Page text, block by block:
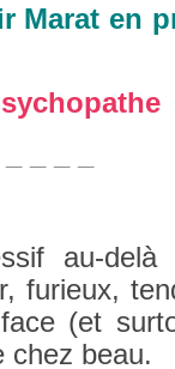
Marat en
au-delà
furieux,
(et
chez beau.